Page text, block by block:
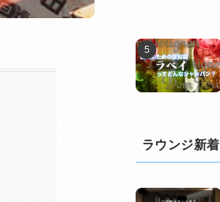
ラウンジ新着